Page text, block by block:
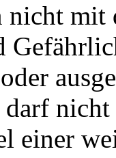
nicht mit
einer